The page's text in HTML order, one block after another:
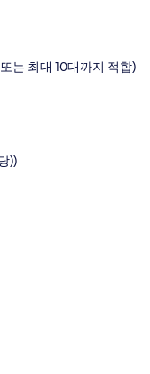
는 최대 10대까지 적합)
))